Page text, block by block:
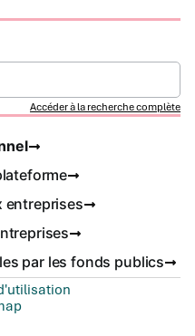
Accéder à la recherche complète
entreprises
par les fonds publics